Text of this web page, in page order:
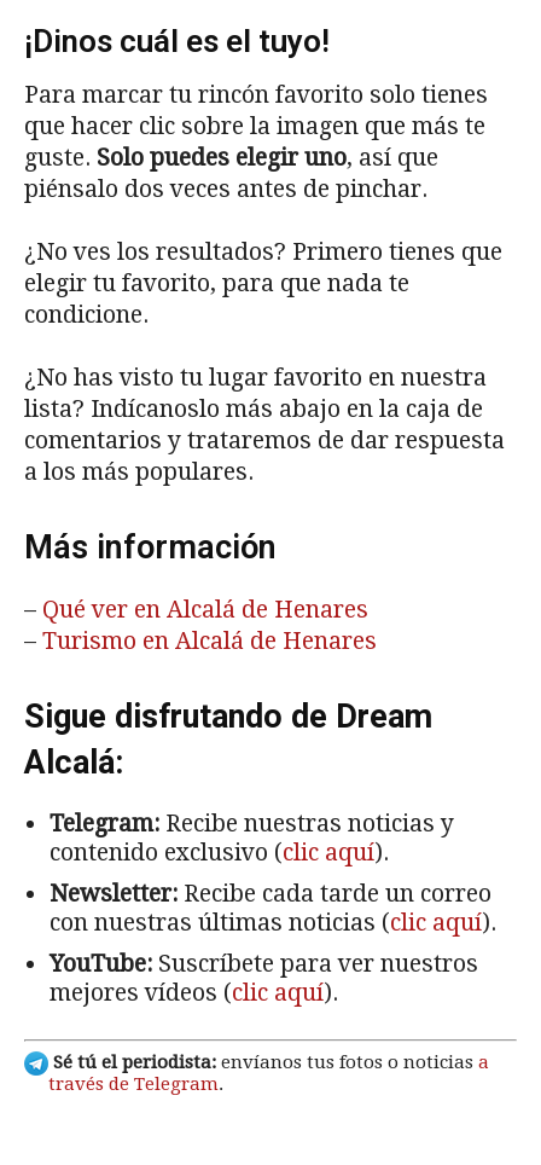
¡Dinos cuál es el tuyo!
Para marcar tu rincón favorito solo tienes
que hacer clic sobre la imagen que más te
guste. Solo puedes elegir uno, así que
piénsalo dos veces antes de pinchar.
¿No ves los resultados? Primero tienes que
elegir tu favorito, para que nada te
condicione.
¿No has visto tu lugar favorito en nuestra
lista? Indícanoslo más abajo en la caja de
comentarios y trataremos de dar respuesta
a los más populares.
Más información
– Qué ver en Alcalá de Henares
– Turismo en Alcalá de Henares
Sigue disfrutando de Dream
Alcalá:
Telegram: Recibe nuestras noticias y
contenido exclusivo (clic aquí).
Newsletter: Recibe cada tarde un correo
con nuestras últimas noticias (clic aquí).
YouTube: Suscríbete para ver nuestros
mejores vídeos (clic aquí).
Sé tú el periodista: envíanos tus fotos o noticias a
través de Telegram.